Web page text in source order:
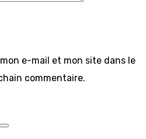
e-mail et mon site dans le
commentaire.